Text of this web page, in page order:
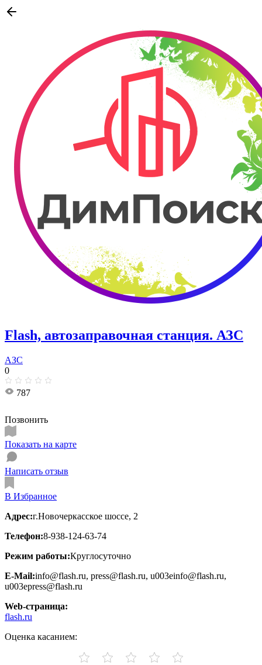
Flash, автозаправочная станция. АЗС
АЗС
0
787
Позвонить
Показать на карте
Написать отзыв
В Избранное
Адрес:г.Новочеркасское шоссе, 2
Телефон:8-938-124-63-74
Режим работы:Круглосуточно
E-Mail:info@flash.ru, press@flash.ru, u003einfo@flash.ru,
u003epress@flash.ru
Web-страница:
flash.ru
Оценка касанием: